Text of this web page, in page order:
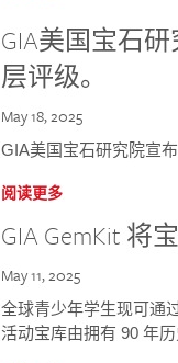
GIA美国宝石
层评级。
May 18, 2025
GIA美国宝石研究院宣
阅读更多
GIA GemKit 将
May 11, 2025
全球青少年学生现可通
活动宝库由拥有 90 年